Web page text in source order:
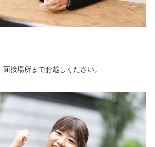
面接場所までお越しください。